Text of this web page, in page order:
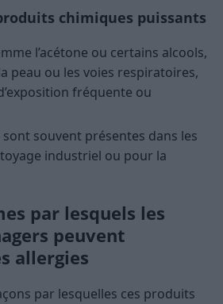
chimiques puissants
l’acétone ou certains alcools,
peau ou les voies respiratoires,
fréquente ou
sont souvent présentes dans les
industriel ou pour la
par lesquels les
peuvent
allergies
par lesquelles ces produits